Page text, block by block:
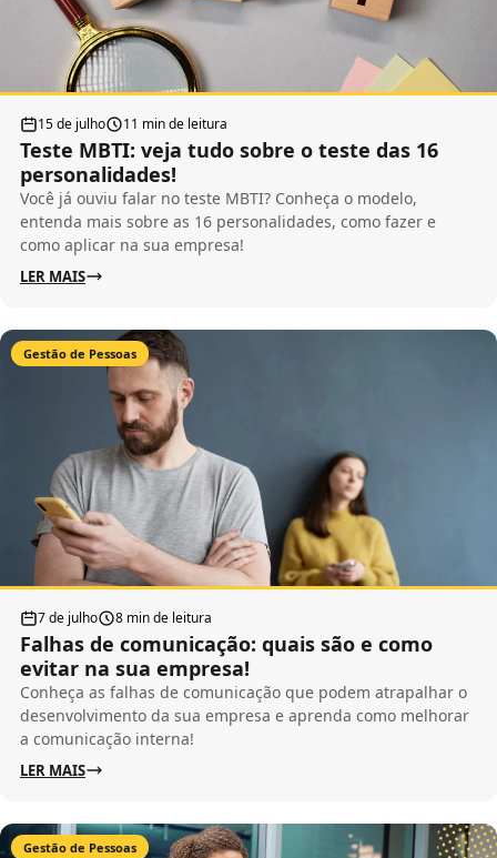
15 de julho 11 min de leitura
Teste MBTI: veja tudo sobre o teste das 16
personalidades!
Você já ouviu falar no teste MBTI? Conheça o modelo,
entenda mais sobre as 16 personalidades, como fazer e
como aplicar na sua empresa!
LER MAIS
Gestão de Pessoas
7 de julho 8 min de leitura
Falhas de comunicação: quais são e como
evitar na sua empresa!
Conheça as falhas de comunicação que podem atrapalhar o
desenvolvimento da sua empresa e aprenda como melhorar
a comunicação interna!
LER MAIS
Gestão de Pessoas